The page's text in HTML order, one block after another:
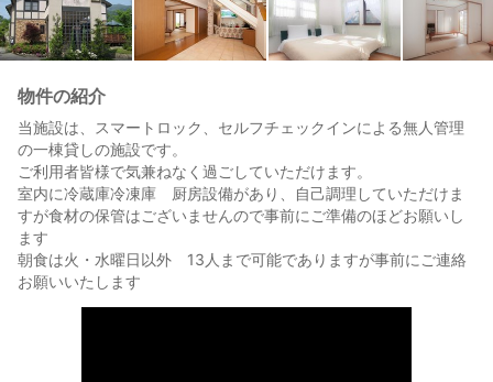
物件の紹介
当施設は、スマートロック、セルフチェックインによる無人管理
の一棟貸しの施設です。
ご利用者皆様で気兼ねなく過ごしていただけます。
室内に冷蔵庫冷凍庫 厨房設備があり、自己調理していただけま
すが食材の保管はございませんので事前にご準備のほどお願いし
ます
朝食は火・水曜日以外 13人まで可能でありますが事前にご連絡
お願いいたします